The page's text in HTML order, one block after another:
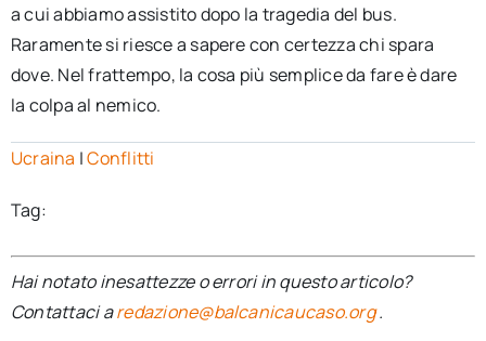
a cui abbiamo assistito dopo la tragedia del bus.
Raramente si riesce a sapere con certezza chi spara
dove. Nel frattempo, la cosa più semplice da fare è dare
la colpa al nemico.
Ucraina |Conflitti
Tag:
Hai notato inesattezze o errori in questo articolo?
Contattaci aredazione@balcanicaucaso.org.